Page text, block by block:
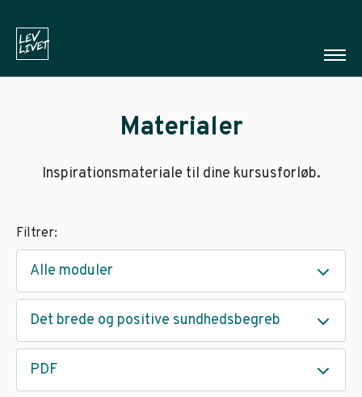
Materialer
Inspirationsmateriale til dine kursusforløb.
Filtrer:
Alle moduler
Det brede og positive sundhedsbegreb
PDF